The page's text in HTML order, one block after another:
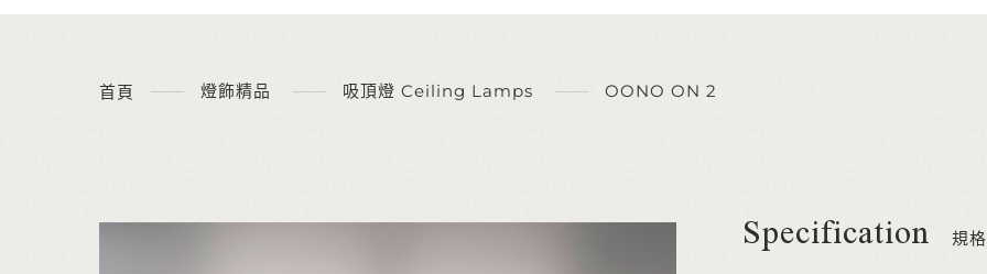
首頁 燈飾精品 吸頂燈 Ceiling Lamps OONO ON 2
Specification 規